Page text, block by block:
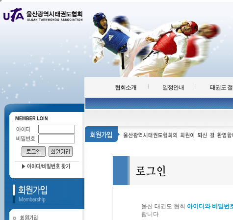
협회소개 일정안내 태권도 갤
울산 태권도 협회 아이디와 비밀번
랍니다